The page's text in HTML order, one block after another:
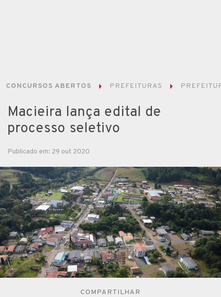
CONCURSOS ABERTOS PREFEITURAS
Macieira lança edital de
processo seletivo
Publicado em: 29 out 2020
COMPARTILHAR